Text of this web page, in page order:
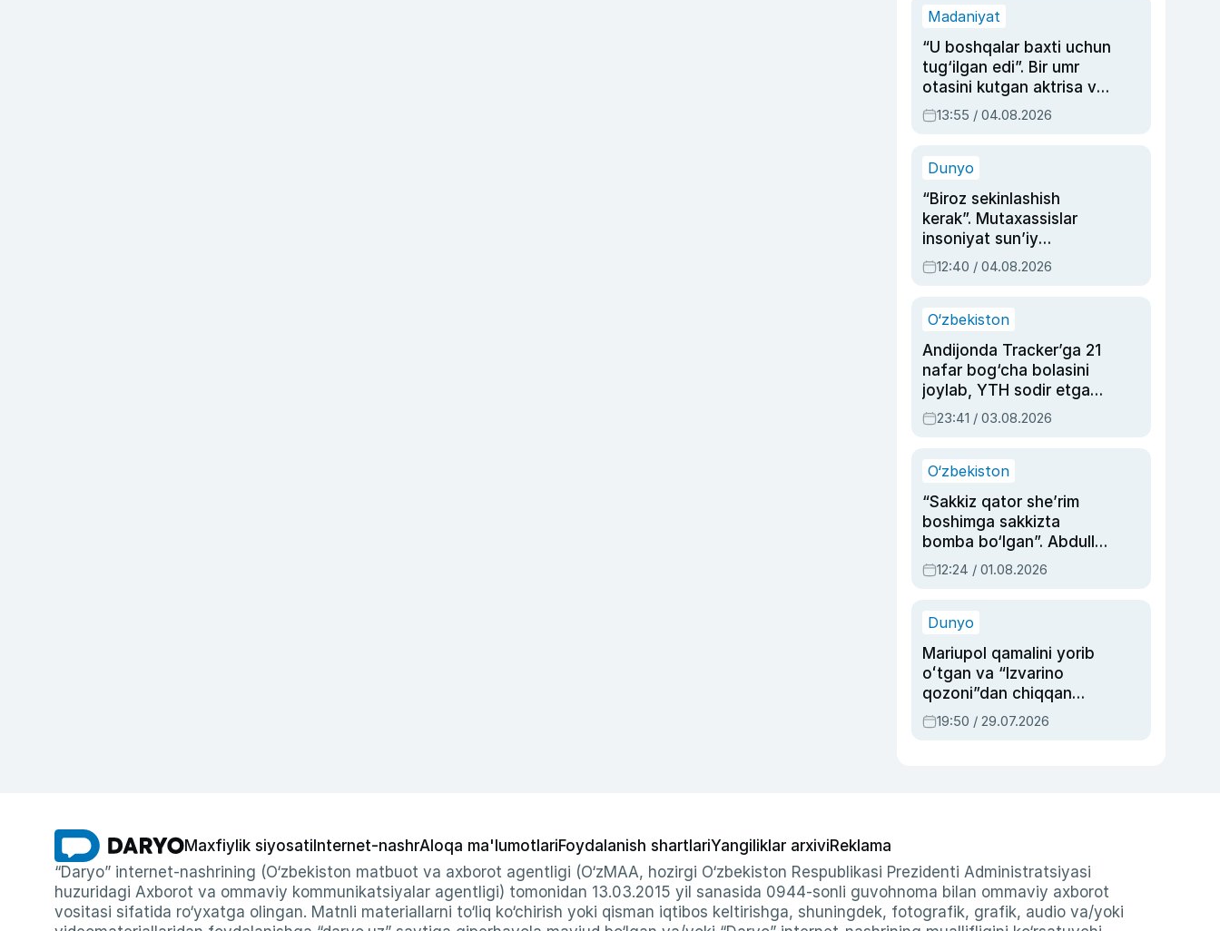
Madaniyat
“U boshqalar baxti uchun
tug‘ilgan edi”. Bir umr
otasini kutgan aktrisa va
dublyaj ustasi Rimma
Ahmedovaning
13:55 / 04.08.2026
Dunyo
“Biroz sekinlashish
kerak”. Mutaxassislar
insoniyat sun’iy
intellektni boshqara
olmay qolishidan xavotir
12:40 / 04.08.2026
O‘zbekiston
Andijonda Tracker’ga 21
nafar bog‘cha bolasini
joylab, YTH sodir etgan
ayolga sud hukmi o‘qildi
23:41 / 03.08.2026
O‘zbekiston
“Sakkiz qator she’rim
boshimga sakkizta
bomba bo‘lgan”. Abdulla
Oripovni siyosiy
ayblovlardan asrab
12:24 / 01.08.2026
Dunyo
Mariupol qamalini yorib
oʻtgan va “Izvarino
qozoni”dan chiqqan
qahramon — Ukraina
armiyasi bosh
19:50 / 29.07.2026
Maxfiylik siyosati Internet-nashrAloqa ma'lumotlariFoydalanish shartlariYangiliklar arxiviReklama
“Daryo” internet-nashrining (O‘zbekiston matbuot va axborot agentligi (O‘zMAA, hozirgi O‘zbekiston Respublikasi Prezidenti Administratsiyasi
huzuridagi Axborot va ommaviy kommunikatsiyalar agentligi) tomonidan 13.03.2015 yil sanasida 0944-sonli guvohnoma bilan ommaviy axborot
vositasi sifatida ro‘yxatga olingan. Matnli materiallarni to‘liq ko‘chirish yoki qisman iqtibos keltirishga, shuningdek, fotografik, grafik, audio va/yoki